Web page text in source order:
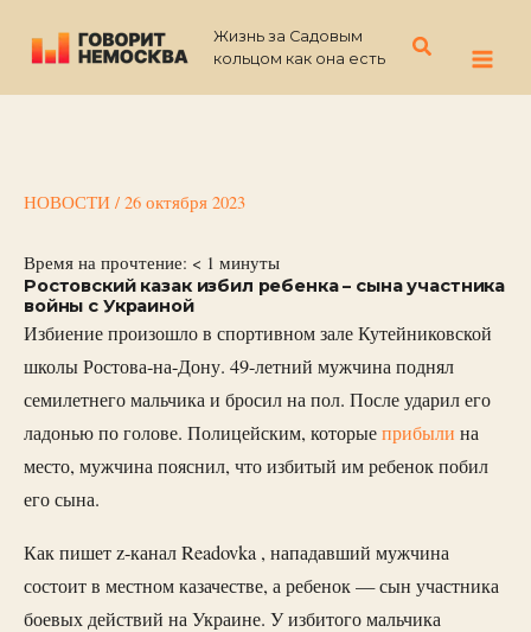
содержимому
Жизнь за Садовым
кольцом как она есть
Поиск
НОВОСТИ / 26 октября 2023
Время на прочтение: < 1 минуты
Ростовский казак избил ребенка – сына участника
войны с Украиной
Избиение произошло в спортивном зале Кутейниковской
школы Ростова-на-Дону. 49-летний мужчина поднял
семилетнего мальчика и бросил на пол. После ударил его
ладонью по голове. Полицейским, которыеприбыли на
место, мужчина пояснил, что избитый им ребенок побил
его сына.
Как пишет z-канал Readovka , нападавший мужчина
состоит в местном казачестве, а ребенок — сын участника
боевых действий на Украине. У избитого мальчика